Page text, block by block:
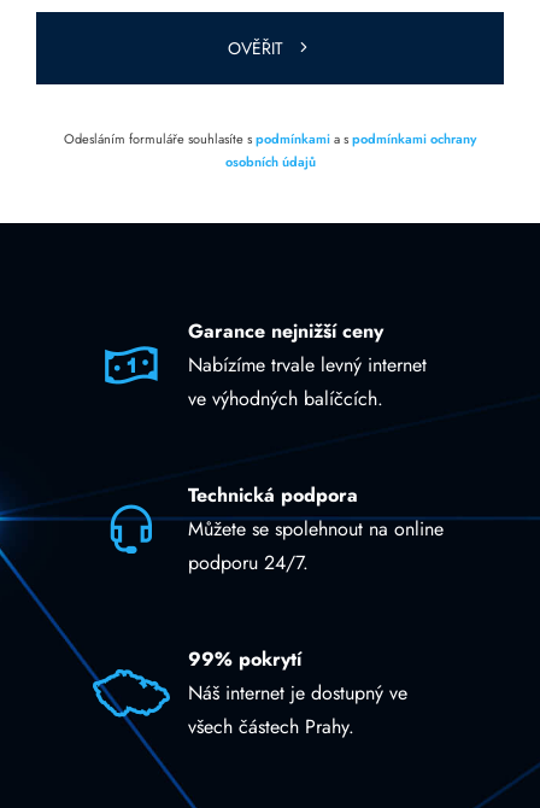
prázdné.
OVĚŘIT
Odesláním formuláře souhlasíte spodmínkamia spodmínkami ochrany
osobních údajů
Garance nejnižší ceny
Nabízíme trvale levný internet
ve výhodných balíčcích.
Technická podpora
Můžete se spolehnout na online
podporu 24/7.
99% pokrytí
Náš internet je dostupný ve
všech částech Prahy.